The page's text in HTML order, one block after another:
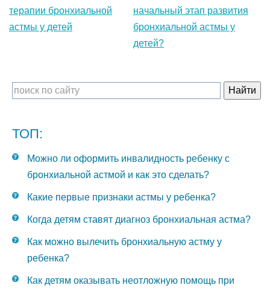
терапии бронхиальной
астмы у детей
начальный этап развития
бронхиальной астмы у
детей?
ТОП:
Можно ли оформить инвалидность ребенку с
бронхиальной астмой и как это сделать?
Какие первые признаки астмы у ребенка?
Когда детям ставят диагноз бронхиальная астма?
Как можно вылечить бронхиальную астму у
ребенка?
Как детям оказывать неотложную помощь при